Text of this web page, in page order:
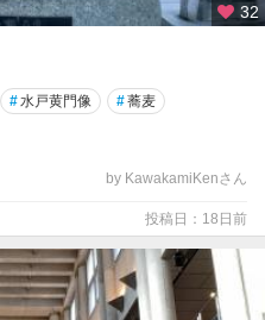
32
#水戸黄門像 #蕎麦
by KawakamiKenさん
投稿日：18日前